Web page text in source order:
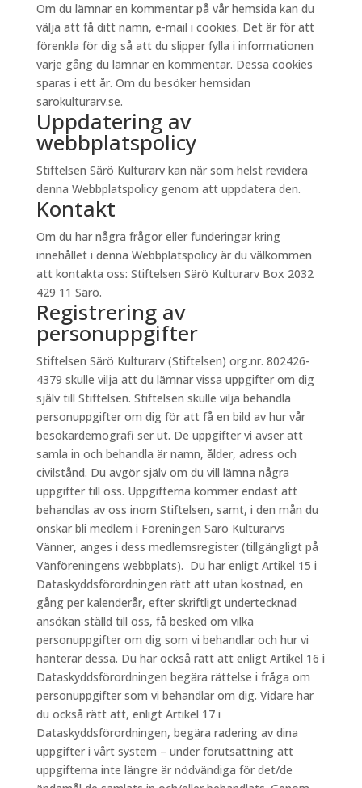
Om du lämnar en kommentar på vår hemsida kan du
välja att få ditt namn, e-mail i cookies. Det är för att
förenkla för dig så att du slipper fylla i informationen
varje gång du lämnar en kommentar. Dessa cookies
sparas i ett år. Om du besöker hemsidan
sarokulturarv.se.
Uppdatering av
webbplatspolicy
Stiftelsen Särö Kulturarv kan när som helst revidera
denna Webbplatspolicy genom att uppdatera den.
Kontakt
Om du har några frågor eller funderingar kring
innehållet i denna Webbplatspolicy är du välkommen
att kontakta oss: Stiftelsen Särö Kulturarv Box 2032
429 11 Särö.
Registrering av
personuppgifter
Stiftelsen Särö Kulturarv (Stiftelsen) org.nr. 802426-
4379 skulle vilja att du lämnar vissa uppgifter om dig
själv till Stiftelsen. Stiftelsen skulle vilja behandla
personuppgifter om dig för att få en bild av hur vår
besökardemografi ser ut. De uppgifter vi avser att
samla in och behandla är namn, ålder, adress och
civilstånd. Du avgör själv om du vill lämna några
uppgifter till oss. Uppgifterna kommer endast att
behandlas av oss inom Stiftelsen, samt, i den mån du
önskar bli medlem i Föreningen Särö Kulturarvs
Vänner, anges i dess medlemsregister (tillgängligt på
Vänföreningens webbplats). Du har enligt Artikel 15 i
Dataskyddsförordningen rätt att utan kostnad, en
gång per kalenderår, efter skriftligt undertecknad
ansökan ställd till oss, få besked om vilka
personuppgifter om dig som vi behandlar och hur vi
hanterar dessa. Du har också rätt att enligt Artikel 16 i
Dataskyddsförordningen begära rättelse i fråga om
personuppgifter som vi behandlar om dig. Vidare har
du också rätt att, enligt Artikel 17 i
Dataskyddsförordningen, begära radering av dina
uppgifter i vårt system – under förutsättning att
uppgifterna inte längre är nödvändiga för det/de